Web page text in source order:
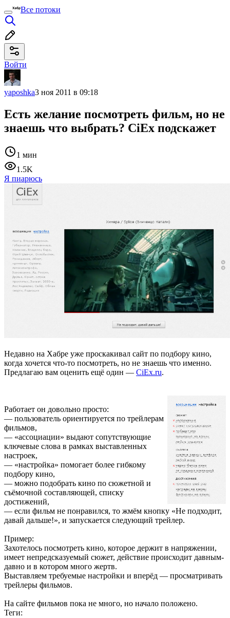
Все потоки
Войти
yaposhka3 ноя 2011 в 09:18
Есть желание посмотреть фильм, но не
знаешь что выбрать? CiEx подскажет
1 мин
1.5K
Я пиарюсь
Недавно на Хабре уже проскакивал сайт по подбору кино,
когда хочется что-то посмотреть, но не знаешь что именно.
Предлагаю вам оценить ещё один — CiEx.ru.
Работает он довольно просто:
— пользователь ориентируется по трейлерам
фильмов,
— «ассоциации» выдают сопутствующие
ключевые слова в рамках выставленных
настроек,
— «настройка» помогает более гибкому
подбору кино,
— можно подобрать кино по сюжетной и
съёмочной составляющей, списку
достижений,
— если фильм не понравился, то жмём кнопку «Не подходит,
давай дальше!», и запускается следующий трейлер.
Пример:
Захотелось посмотреть кино, которое держит в напряжении,
имеет непредсказуемый сюжет, действие происходит давным-
давно и в котором много жертв.
Выставляем требуемые настройки и вперёд — просматривать
трейлеры фильмов.
На сайте фильмов пока не много, но начало положено.
Теги: